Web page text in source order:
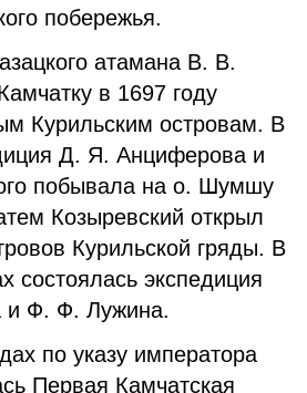
побережья.
атамана В. В.
в 1697 году
Курильским островам. В
Д. Я. Анциферова и
побывала на о. Шумшу
Козыревский открыл
Курильской гряды. В
состоялась экспедиция
и Ф. Ф. Лужина.
по указу императора
Первая Камчатская